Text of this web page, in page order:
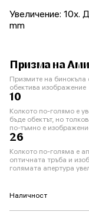
Увеличение: 10x.
mm
Призма на
Призмите на бинокъла
обектива изображение
10
Колкото по-голямо е
бъде обектът, но
по-тъмно е
26
Колкото по-голяма е
оптичната тръба и
голямата апертура
Наличност